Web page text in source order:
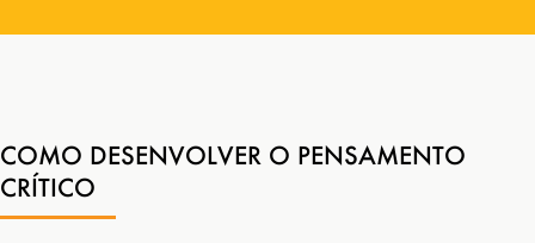
COMO DESENVOLVER O PENSAMENTO
CRÍTICO